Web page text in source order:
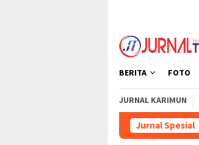
BERITA FOTO
JURNAL KARIMUN
Jurnal Spesial